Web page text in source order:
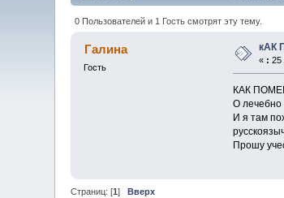
0 Пользователей и 1 Гость смотрят эту тему.
Галина
Гость
кАК
« : 25
КАК
О лечебно
И я там
Прошу
Страниц: [1]
Вверх